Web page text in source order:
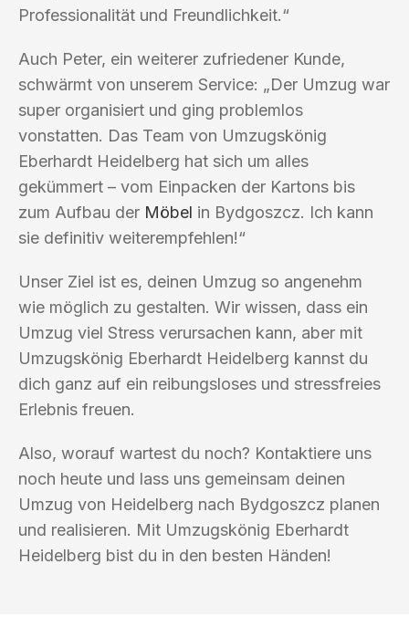
Professionalität und Freundlichkeit.“
Auch Peter, ein weiterer zufriedener Kunde,
schwärmt von unserem Service: „Der Umzug war
super organisiert und ging problemlos
vonstatten. Das Team von Umzugskönig
Eberhardt Heidelberg hat sich um alles
gekümmert – vom Einpacken der Kartons bis
zum Aufbau der Möbel in Bydgoszcz. Ich kann
sie definitiv weiterempfehlen!“
Unser Ziel ist es, deinen Umzug so angenehm
wie möglich zu gestalten. Wir wissen, dass ein
Umzug viel Stress verursachen kann, aber mit
Umzugskönig Eberhardt Heidelberg kannst du
dich ganz auf ein reibungsloses und stressfreies
Erlebnis freuen.
Also, worauf wartest du noch? Kontaktiere uns
noch heute und lass uns gemeinsam deinen
Umzug von Heidelberg nach Bydgoszcz planen
und realisieren. Mit Umzugskönig Eberhardt
Heidelberg bist du in den besten Händen!